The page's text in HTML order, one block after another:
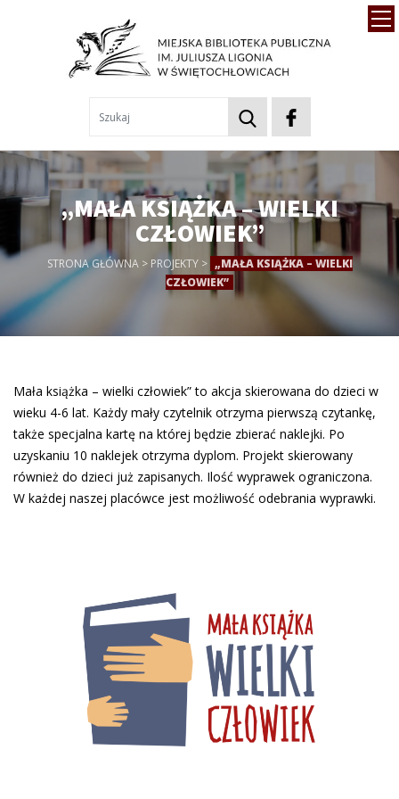
„MAŁA KSIĄŻKA – WIELKI
CZŁOWIEK”
STRONA GŁÓWNA> PROJEKTY> „MAŁA KSIĄŻKA – WIELKI
CZŁOWIEK”
Mała książka – wielki człowiek” to akcja skierowana do dzieci w
wieku 4-6 lat. Każdy mały czytelnik otrzyma pierwszą czytankę,
także specjalna kartę na której będzie zbierać naklejki. Po
uzyskaniu 10 naklejek otrzyma dyplom. Projekt skierowany
również do dzieci już zapisanych. Ilość wyprawek ograniczona.
W każdej naszej placówce jest możliwość odebrania wyprawki.